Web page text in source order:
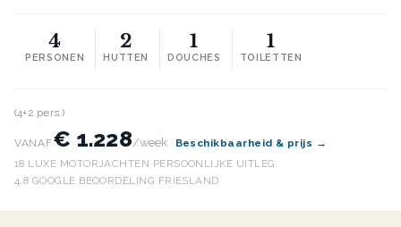
4
PERSONEN
2
HUTTEN
1
DOUCHES
1
TOILETTEN
(4+2 pers.)
VANAF€ 1.228/week
Beschikbaarheid & prijs →
18 LUXE MOTORJACHTEN· PERSOONLIJKE UITLEG·
4,8 GOOGLE BEOORDELING· FRIESLAND